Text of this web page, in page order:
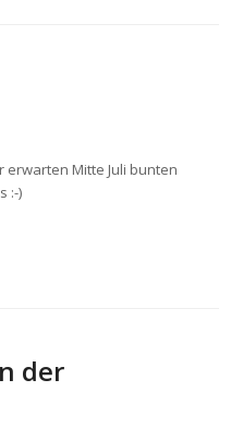
erwarten Mitte Juli bunten
:-)
der